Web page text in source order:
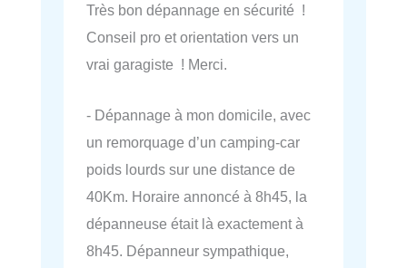
Très bon dépannage en sécurité !
Conseil pro et orientation vers un
vrai garagiste ! Merci.
- Dépannage à mon domicile, avec
un remorquage d’un camping-car
poids lourds sur une distance de
40Km. Horaire annoncé à 8h45, la
dépanneuse était là exactement à
8h45. Dépanneur sympathique,